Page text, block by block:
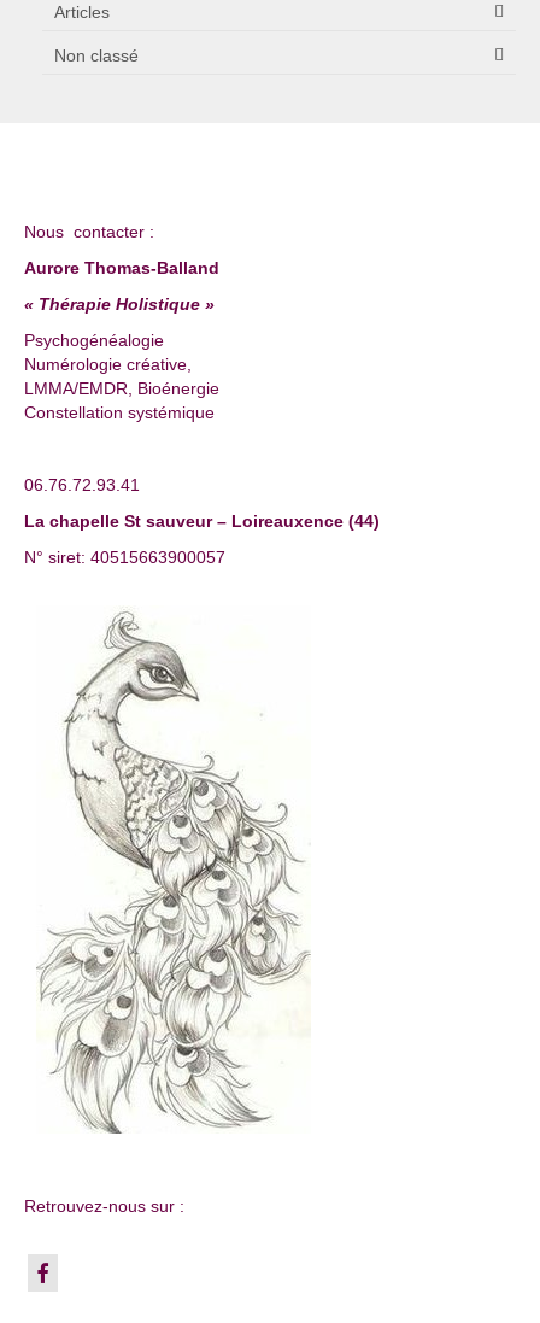
Articles
Non classé
Nous contacter :
Aurore Thomas-Balland
« Thérapie Holistique »
Psychogénéalogie
Numérologie créative,
LMMA/EMDR, Bioénergie
Constellation systémique
06.76.72.93.41
La chapelle St sauveur – Loireauxence (44)
N° siret: 40515663900057
Retrouvez-nous sur :